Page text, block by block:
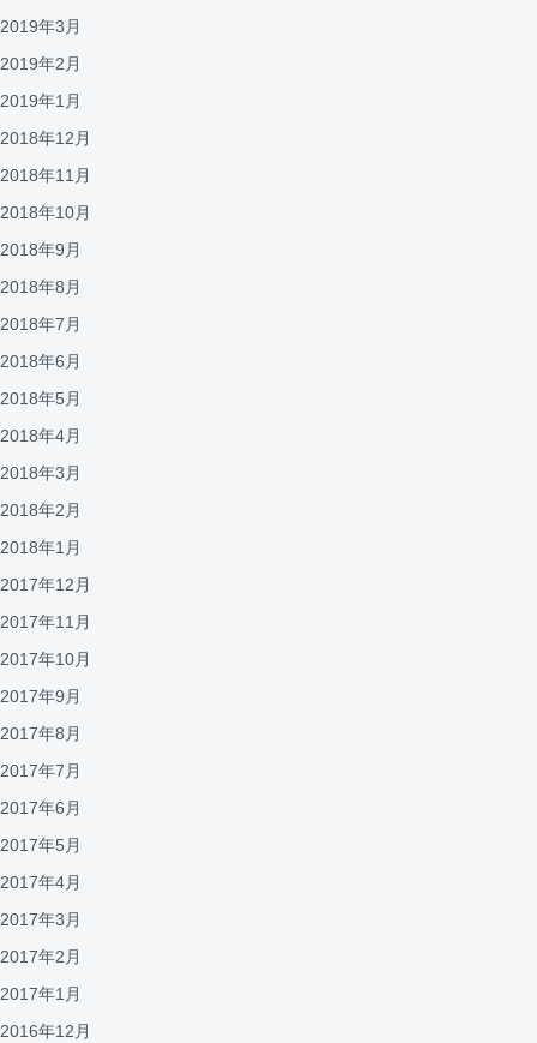
2019年3月
2019年2月
2019年1月
2018年12月
2018年11月
2018年10月
2018年9月
2018年8月
2018年7月
2018年6月
2018年5月
2018年4月
2018年3月
2018年2月
2018年1月
2017年12月
2017年11月
2017年10月
2017年9月
2017年8月
2017年7月
2017年6月
2017年5月
2017年4月
2017年3月
2017年2月
2017年1月
2016年12月